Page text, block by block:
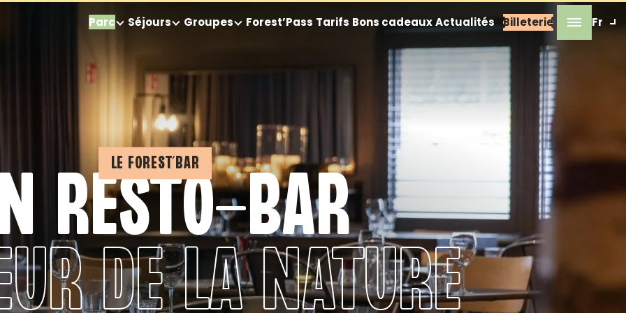
Parc Séjours Groupes Forest’Pass Tarifs Bons cadeauxActualités Billeterie Fr
LE FOREST’BAR
RESTO-BAR
DE LA NATURE